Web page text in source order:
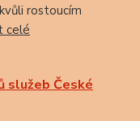
rostoucím
celé
služeb České